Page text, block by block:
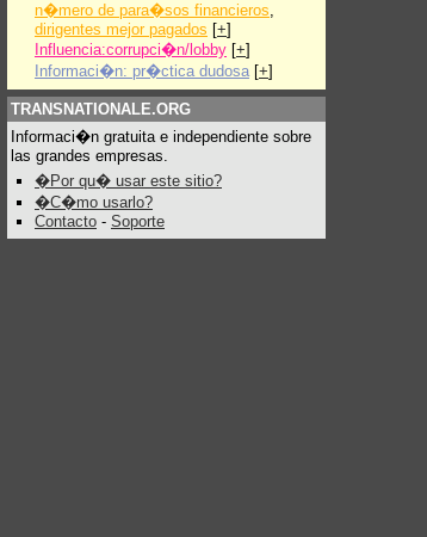
n�mero de para�sos financieros,
dirigentes mejor pagados [+]
Influencia:corrupci�n/lobby [+]
Informaci�n: pr�ctica dudosa [+]
TRANSNATIONALE.ORG
Informaci�n gratuita e independiente sobre
las grandes empresas.
�Por qu� usar este sitio?
�C�mo usarlo?
Contacto - Soporte